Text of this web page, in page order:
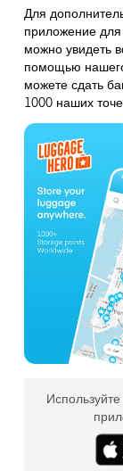
Для
приложение
можно увидеть
помощью
можете сдать
1000 наших